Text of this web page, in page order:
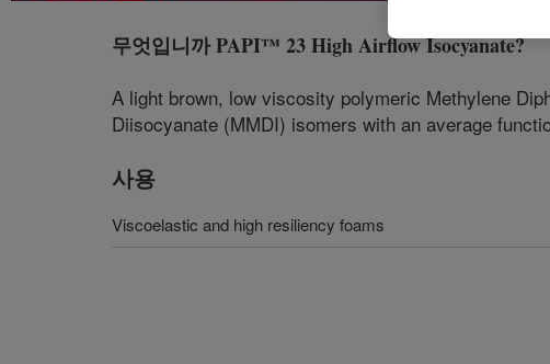
무엇입니까PAPI™ 23 High Airflow Isocyanate?
A light brown, low viscosity polymeric Methylene
Diisocyanate (MMDI) isomers with an average
사용
Viscoelastic and high resiliency foams